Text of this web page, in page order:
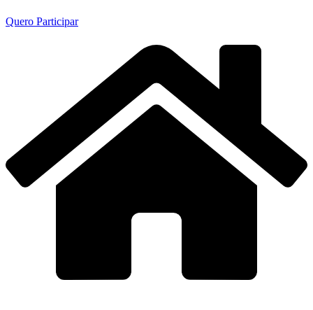
Quero Participar